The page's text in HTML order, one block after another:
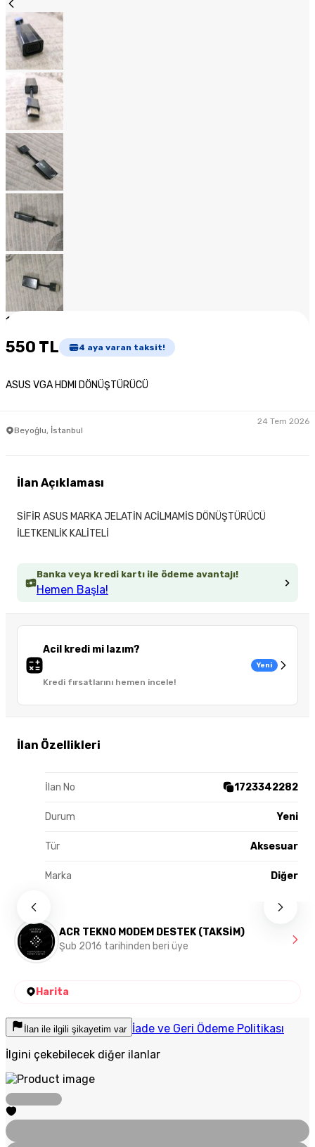
1
550 TL 4 aya varan taksit!
ASUS VGA HDMI DÖNÜŞTÜRÜCÜ
Beyoğlu, İstanbul
24 Tem 2026
Banka veya kredi kartı ile ödeme avantajı!
Hemen Başla!
Acil kredi mi lazım?
Kredi fırsatlarını hemen incele!
Yeni
İlan Özellikleri
İlan No 1723342282
Durum Yeni
Tür Aksesuar
Marka Diğer
İlan Açıklaması
SİFİR ASUS MARKA JELATİN ACİLMAMİS DÖNÜŞTÜRÜCÜ
İLETKENLİK KALİTELİ
ACR TEKNO MODEM DESTEK (TAKSİM)
Şub 2016 tarihinden beri üye
Harita
İlan ile ilgili şikayetim var İade ve Geri Ödeme Politikası
İlgini çekebilecek diğer ilanlar